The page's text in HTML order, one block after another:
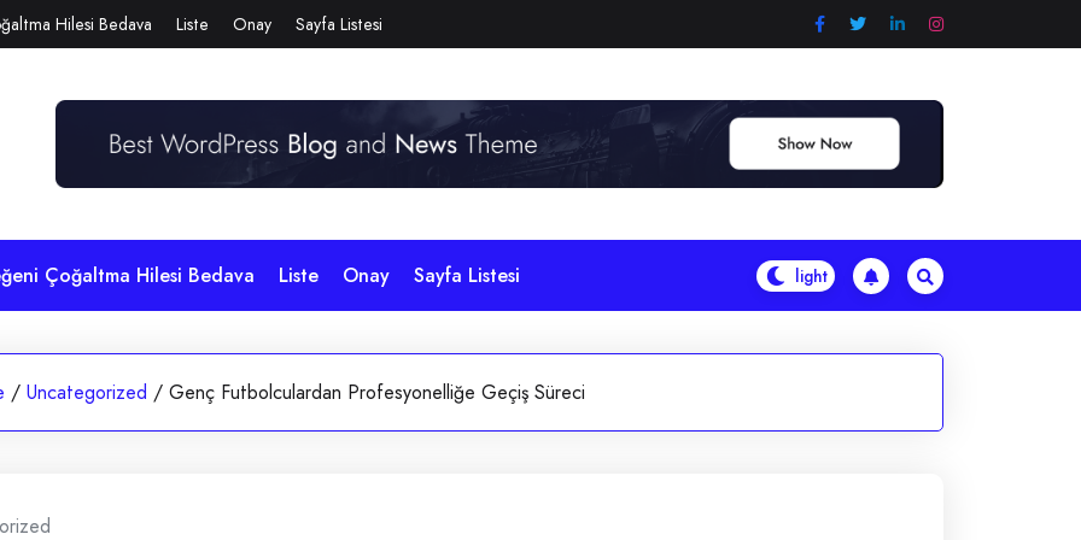
Hilesi Bedava Liste Onay Sayfa Listesi
Çoğaltma Hilesi Bedava Liste Onay Sayfa Listesi
/ Uncategorized / Genç Futbolculardan Profesyonelliğe Geçiş Süreci